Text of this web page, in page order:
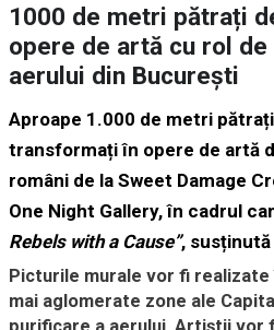
1000 de metri pătrați
opere de artă cu rol
aerului din București
Aproape 1.000 de metri
transformați în opere de artă
români de la Sweet Damage
One Night Gallery, în cadrul
Rebels with a Cause”, susținută
Picturile murale vor fi
mai aglomerate zone ale
purificare a aerului. Artiștii vor